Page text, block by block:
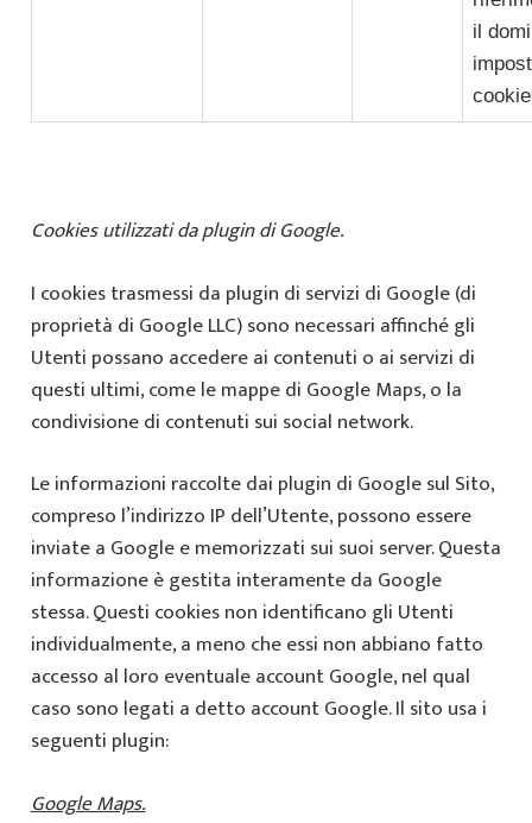
il
Cookies utilizzati da plugin di Google.
I cookies trasmessi da plugin di servizi di Google (di
proprietà di Google LLC) sono necessari affinché gli
Utenti possano accedere ai contenuti o ai servizi di
questi ultimi, come le mappe di Google Maps, o la
condivisione di contenuti sui social network.
Le informazioni raccolte dai plugin di Google sul Sito,
compreso l’indirizzo IP dell’Utente, possono essere
inviate a Google e memorizzati sui suoi server. Questa
informazione è gestita interamente da Google
stessa. Questi cookies non identificano gli Utenti
individualmente, a meno che essi non abbiano fatto
accesso al loro eventuale account Google, nel qual
caso sono legati a detto account Google. Il sito usa i
seguenti plugin:
Google Maps.